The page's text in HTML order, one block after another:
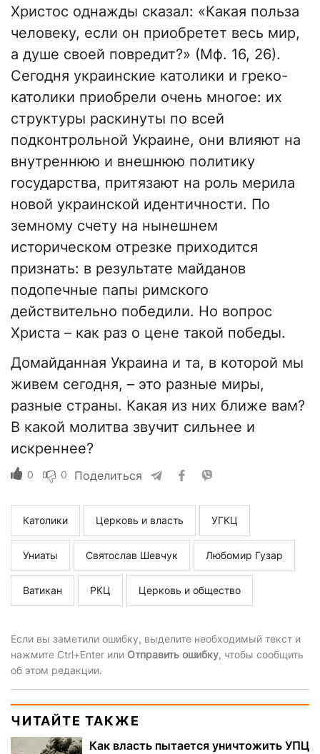
Христос однажды сказал: «Какая польза
человеку, если он приобретет весь мир,
а душе своей повредит?» (Мф. 16, 26).
Сегодня украинские католики и греко-
католики приобрели очень многое: их
структуры раскинуты по всей
подконтрольной Украине, они влияют на
внутреннюю и внешнюю политику
государства, притязают на роль мерила
новой украинской идентичности. По
земному счету на нынешнем
историческом отрезке приходится
признать: в результате майданов
подопечные папы римского
действительно победили. Но вопрос
Христа – как раз о цене такой победы.
Домайданная Украина и та, в которой мы
живем сегодня, – это разные миры,
разные страны. Какая из них ближе вам?
В какой молитва звучит сильнее и
искреннее?
0 0 Поделиться
Католики Церковь и власть УГКЦ
Униаты Святослав Шевчук Любомир Гузар
Ватикан РКЦ Церковь и общество
Если вы заметили ошибку, выделите необходимый текст и
нажмите Ctrl+Enter или Отправить ошибку, чтобы сообщить
об этом редакции.
ЧИТАЙТЕ ТАКЖЕ
Как власть пытается уничтожить УПЦ